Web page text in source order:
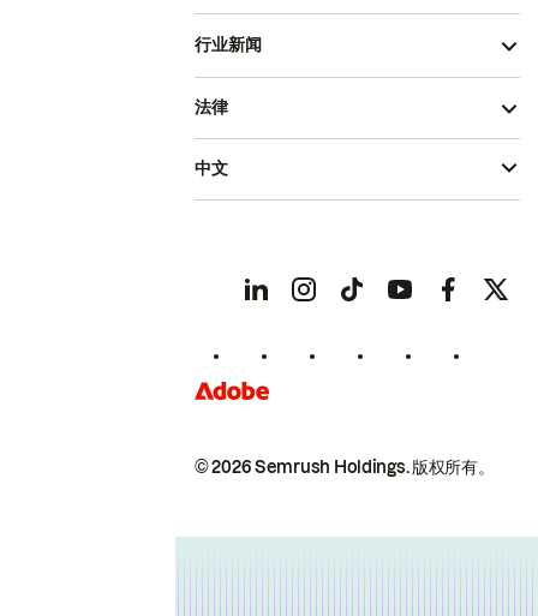
行业新闻
© 2026 Semrush Holdings.版权所有。
法律
中文